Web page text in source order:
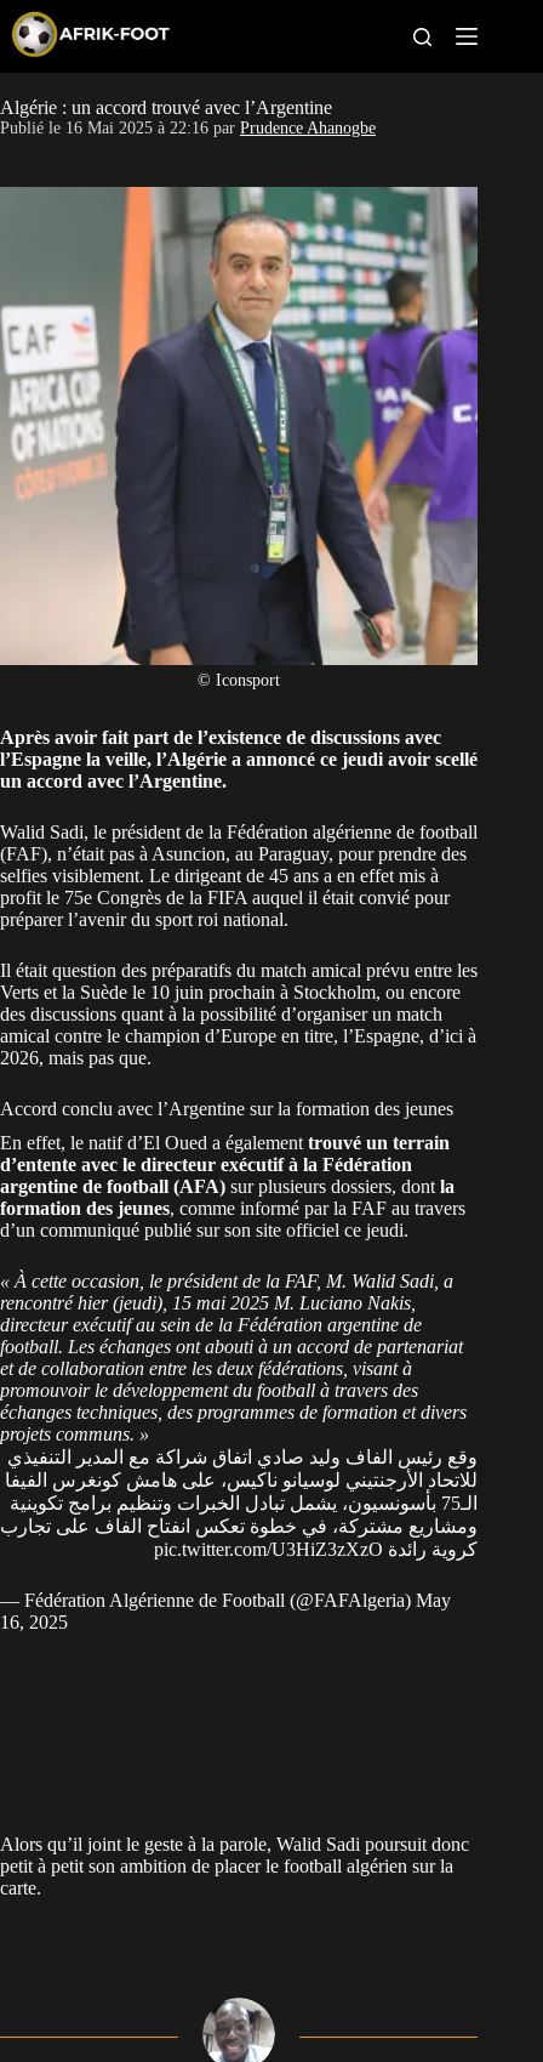
p
o
c
n
CAN féminine
Pays
Clubs
Classement
Paris sportifs
Algérie : un accord trouvé avec l’Argentine
Publié le 16 Mai 2025 à 22:16 par Prudence Ahanogbe
© Iconsport
Après avoir fait part de l’existence de discussions avec
l’Espagne la veille, l’Algérie a annoncé ce jeudi avoir scellé
un accord avec l’Argentine.
Walid Sadi, le président de la Fédération algérienne de football
(FAF), n’était pas à Asuncion, au Paraguay, pour prendre des
selfies visiblement. Le dirigeant de 45 ans a en effet mis à
profit le 75e Congrès de la FIFA auquel il était convié pour
préparer l’avenir du sport roi national.
Il était question des préparatifs du match amical prévu entre les
Verts et la Suède le 10 juin prochain à Stockholm, ou encore
des discussions quant à la possibilité d’organiserun match
amical contre le champion d’Europe en titre, l’Espagne, d’ici à
2026, mais pas que.
Accord conclu avec l’Argentine sur la formation des jeunes
En effet, le natif d’El Oued a également trouvé un terrain
d’entente avec le directeur exécutif à la Fédération
argentine de football (AFA) sur plusieurs dossiers, dont la
formation des jeunes, comme informé par la FAF au travers
d’un communiqué publié sur son site officiel ce jeudi.
« À cette occasion, le président de la FAF, M. Walid Sadi, a
rencontré hier (jeudi), 15 mai 2025 M. Luciano Nakis,
directeur exécutif au sein de la Fédération argentine de
football. Les échanges ont abouti à un accord de partenariat
et de collaboration entre les deux fédérations, visant à
promouvoir le développement du football à travers des
échanges techniques, des programmes de formation et divers
projets communs. »
وقع رئيس الفاف وليد صادي اتفاق شراكة مع المدير التنفيذي
للاتحاد الأرجنتيني لوسيانو ناكيس، على هامش كونغرس الفيفا
الـ75 بأسونسيون، يشمل تبادل الخبرات وتنظيم برامج تكوينية
ومشاريع مشتركة، في خطوة تعكس انفتاح الفاف على تجارب
كروية رائدة pic.twitter.com/U3HiZ3zXzO
— Fédération Algérienne de Football (@FAFAlgeria) May
16, 2025
Alors qu’il joint le geste à la parole, Walid Sadi poursuit donc
petit à petit son ambition de placer le football algérien sur la
carte.